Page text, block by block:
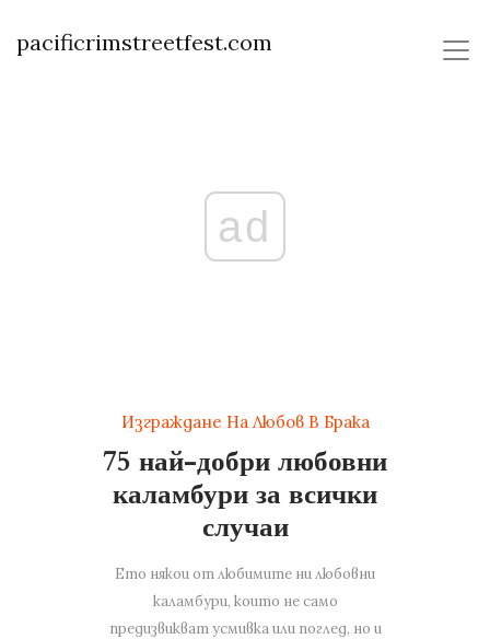
pacificrimstreetfest.com
ad
Изграждане На Любов В Брака
75 най-добри любовни
каламбури за всички
случаи
Ето някои от любимите ни любовни
каламбури, които не само
предизвикват усмивка или поглед, но и